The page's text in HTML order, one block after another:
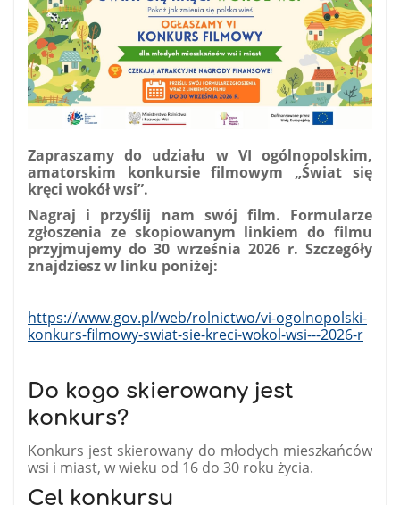
Zapraszamy do udziału w VI ogólnopolskim,
amatorskim konkursie filmowym „Świat się
kręci wokół wsi”.
Nagraj i przyślij nam swój film. Formularze
zgłoszenia ze skopiowanym linkiem do filmu
przyjmujemy do 30 września 2026 r. Szczegóły
znajdziesz w linku poniżej:
https://www.gov.pl/web/rolnictwo/vi-ogolnopolski-
konkurs-filmowy-swiat-sie-kreci-wokol-wsi---2026-r
Do kogo skierowany jest
konkurs?
Konkurs jest skierowany do młodych mieszkańców
wsi i miast, w wieku od 16 do 30 roku życia.
Cel konkursu